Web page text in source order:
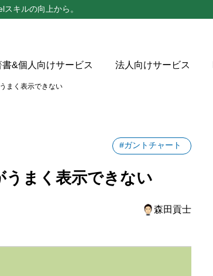
キルの向上から。
書&個人向けサービス 法人向けサービス
まく表示できない
#ガントチャート
うまく表示できない
森田貢士
寄せられたご質問
フで参照するデータの系列名と系列値が逆になっている